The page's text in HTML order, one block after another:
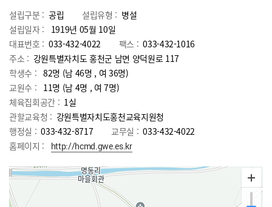
설립구분 : 공립 설립유형 : 병설
설립일자 :
1919년 05월 10일
대표번호 : 033-432-4022 팩스 : 033-432-1016
주소 : 강원특별자치도 홍천군 남면 양덕원로 117
학생수 : 82명 (남 46명 , 여 36명)
교원수 : 11명 (남 4명 , 여7명)
체육집회공간 : 1실
관할교육청 : 강원특별자치도홍천교육지원청
행정실 : 033-432-8717 교무실 : 033-432-4022
홈페이지 :
http://hcmd.gwe.es.kr